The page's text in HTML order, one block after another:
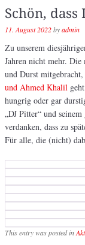
Schön,
11. August 2022byadmin
Zu unserem
Jahren nicht mehr. Die
und Durst
und Ahmed Khalil
hungrig oder gar
„DJ Pitter“ und
verdanken, dass zu
Für alle, die (nicht)
This entry was posted in